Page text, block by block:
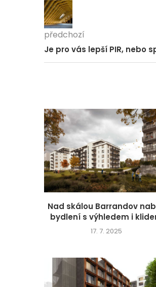
předchozí
Je pro vás lepší PIR, nebo
Nad skálou Barrandov
bydlení s výhledem i
17. 7. 2025